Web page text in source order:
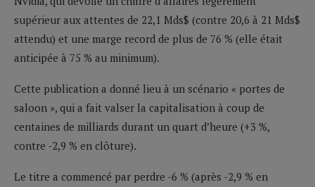
supérieur aux attentes de 22,1 Mds$ (contre 20,6 à 21 Mds$
attendu) et une marge record de plus de 76 % (elle était
anticipée à 75 % au minimum).
Cette publication a donné lieu à un scénario « portes de
saloon », qui a fait valser la capitalisation à coup de
centaines de milliards durant un quart d’heure (+3 %,
contre -2,9 % en clôture).
Le titre a commencé par perdre -6 % (après -2,9 % en